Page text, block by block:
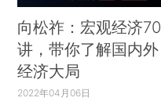
向松祚：宏观经济70
讲，带你了解国内外
经济大局
2022年04月06日